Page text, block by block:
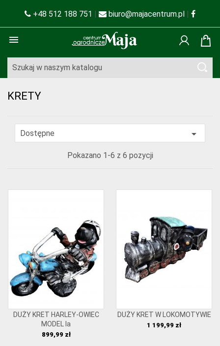
+48 512 188 751 | biuro@majacentrum.pl |

KRETY
Dostępne 
Pokazano 1-6 z 6 pozycji
DUŻY KRET HARLEY-OWIEC
MODEL Ia
Cena
899,99 zł
DUŻY KRET W LOKOMOTYWIE
Cena
1 199,99 zł